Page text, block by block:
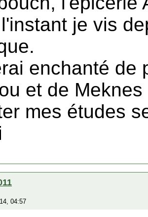
je vis
enchanté de
et de
mes études
04:57